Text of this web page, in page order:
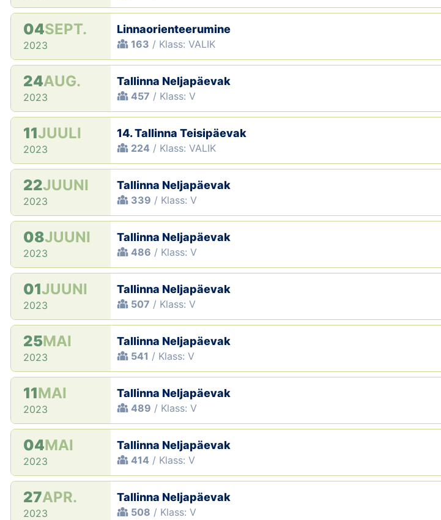
04SEPT.
2023
Linnaorienteerumine
163 / Klass: VALIK
24AUG.
2023
Tallinna Neljapäevak
457 / Klass: V
11JUULI
2023
14. Tallinna Teisipäevak
224 / Klass: VALIK
22JUUNI
2023
Tallinna Neljapäevak
339 / Klass: V
08JUUNI
2023
Tallinna Neljapäevak
486 / Klass: V
01JUUNI
2023
Tallinna Neljapäevak
507 / Klass: V
25MAI
2023
Tallinna Neljapäevak
541 / Klass: V
11MAI
2023
Tallinna Neljapäevak
489 / Klass: V
04MAI
2023
Tallinna Neljapäevak
414 / Klass: V
27APR.
2023
Tallinna Neljapäevak
508 / Klass: V